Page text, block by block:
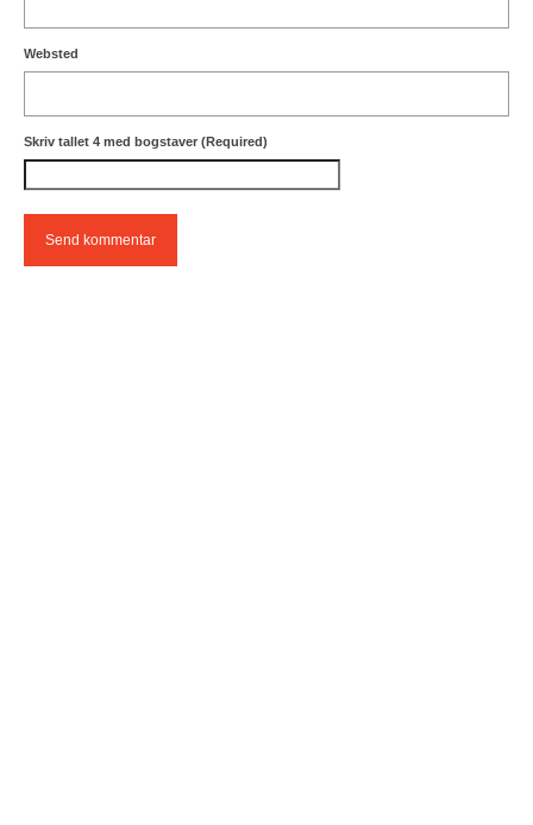
Websted
Skriv tallet 4 med bogstaver (Required)